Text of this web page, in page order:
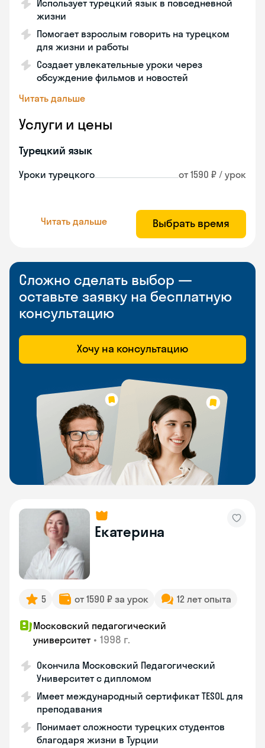
Использует турецкий язык в повседневной
жизни
Помогает взрослым говорить на турецком
для жизни и работы
Создает увлекательные уроки через
обсуждение фильмов и новостей
Читать дальше
Услуги и цены
Турецкий язык
Уроки турецкого от 1590 ₽ / урок
Читать дальше Выбрать время
Сложно сделать выбор —
оставьте заявку на бесплатную
консультацию
Хочу на консультацию
Екатерина
5 от 1590 ₽ за урок 12 лет опыта
Московский педагогический
университет • 1998 г.
Окончила Московский Педагогический
Университет с дипломом
Имеет международный сертификат TESOL для
преподавания
Понимает сложности турецких студентов
благодаря жизни в Турции